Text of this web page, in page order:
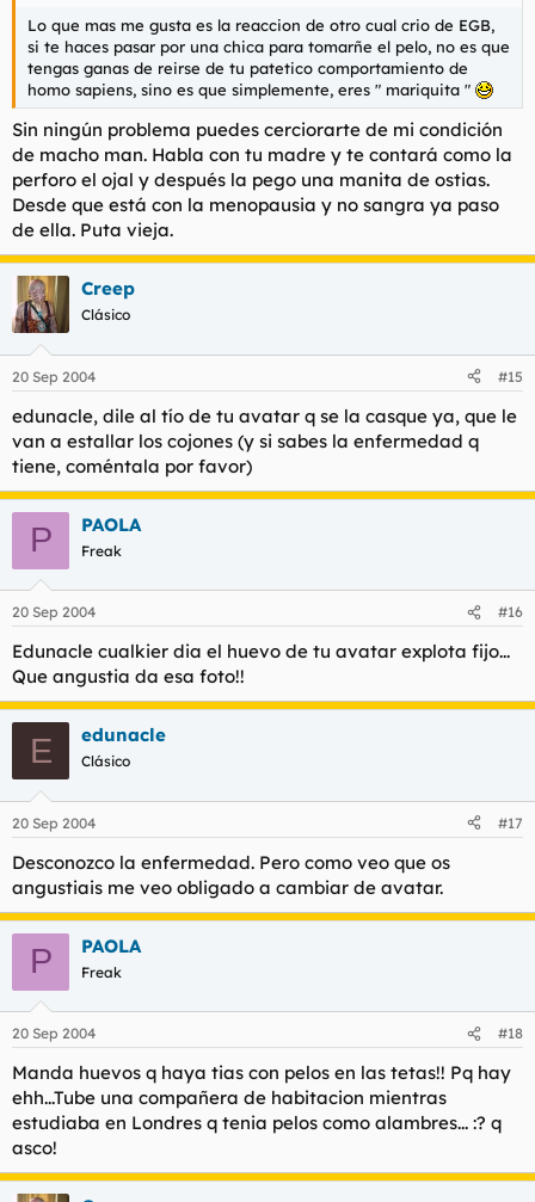
Lo que mas me gusta es la reaccion de otro cual crio de EGB,
si te haces pasar por una chica para tomarñe el pelo, no es que
tengas ganas de reirse de tu patetico comportamiento de
homo sapiens, sino es que simplemente, eres " mariquita "
Sin ningún problema puedes cerciorarte de mi condición
de macho man. Habla con tu madre y te contará como la
perforo el ojal y después la pego una manita de ostias.
Desde que está con la menopausia y no sangra ya paso
de ella. Puta vieja.
Creep
Clásico
20 Sep 2004 #15
edunacle, dile al tío de tu avatar q se la casque ya, que le
van a estallar los cojones (y si sabes la enfermedad q
tiene, coméntala por favor)
P PAOLA
Freak
20 Sep 2004 #16
Edunacle cualkier dia el huevo de tu avatar explota fijo...
Que angustia da esa foto!!
E edunacle
Clásico
20 Sep 2004 #17
Desconozco la enfermedad. Pero como veo que os
angustiais me veo obligado a cambiar de avatar.
P PAOLA
Freak
20 Sep 2004 #18
Manda huevos q haya tias con pelos en las tetas!! Pq hay
ehh...Tube una compañera de habitacion mientras
estudiaba en Londres q tenia pelos como alambres... :? q
asco!